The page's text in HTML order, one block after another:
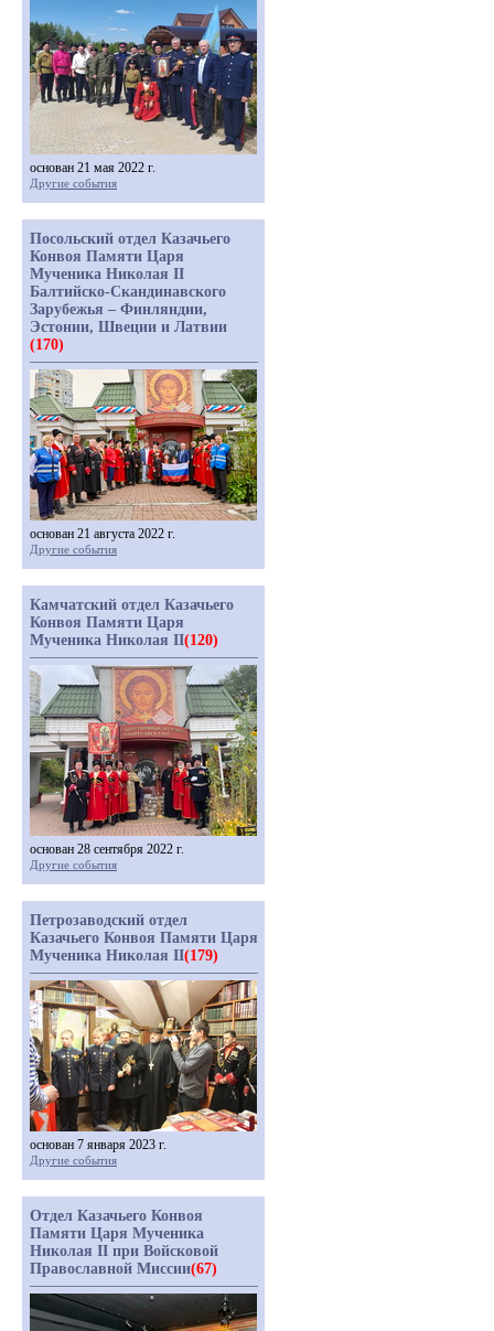
основан 21 мая 2022 г.
Другие события
Посольский отдел Казачьего
Конвоя Памяти Царя
Мученика Николая II
Балтийско-Скандинавского
Зарубежья – Финляндии,
Эстонии, Швеции и Латвии
(170)
основан 21 августа 2022 г.
Другие события
Камчатский отдел Казачьего
Конвоя Памяти Царя
Мученика Николая II(120)
основан 28 сентября 2022 г.
Другие события
Петрозаводский отдел
Казачьего Конвоя Памяти Царя
Мученика Николая II(179)
основан 7 января 2023 г.
Другие события
Отдел Казачьего Конвоя
Памяти Царя Мученика
Николая II при Войсковой
Православной Миссии(67)